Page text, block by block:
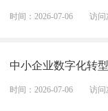
时间：2026-07-06 访问
中小企业数字化转
时间：2026-07-06 访问